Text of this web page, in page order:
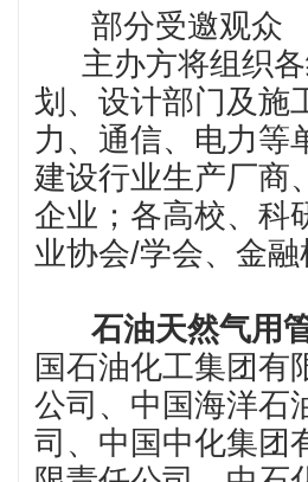
部分受邀观众
主办方将组织各
划、设计部门及施
力、通信、电力等
建设行业生产厂商
企业；各高校、科
业协会/学会、金融
石油天然气用
国石油化工集团有
公司、‌中国海洋石
司‌、中国中化集团